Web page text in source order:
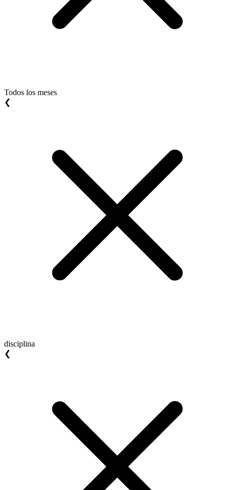
Todos los meses
❮
disciplina
❮